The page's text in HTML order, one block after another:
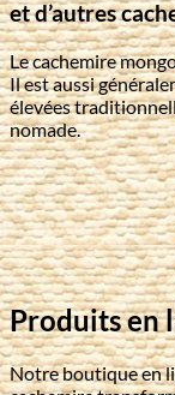
et d’autres
Le cachemire
Il est aussi
élevées
nomade.
Produits en
Notre boutique en